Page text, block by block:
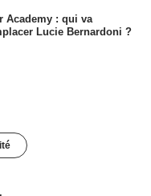
Academy : qui va
Lucie Bernardoni ?